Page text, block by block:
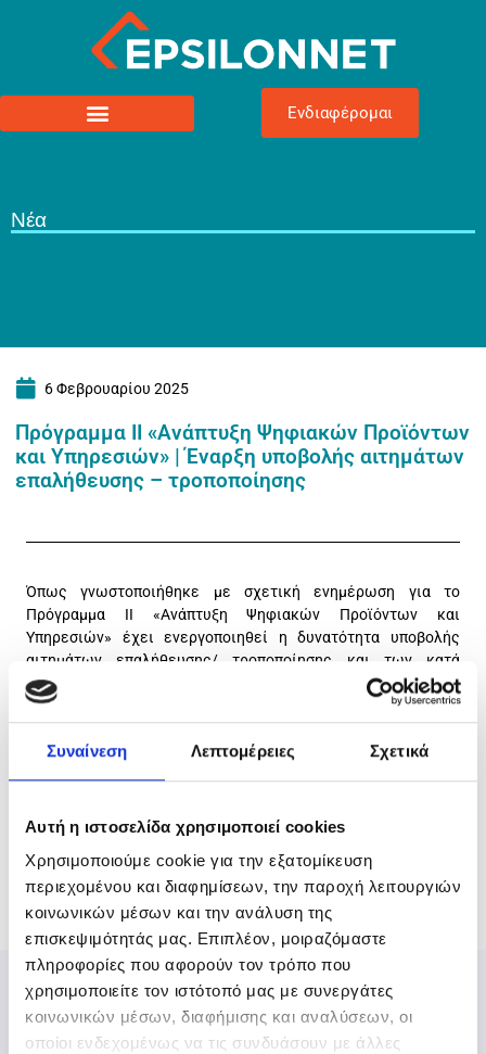
Συναίνεση Λεπτομέρειες Σχετικά
Αυτή η ιστοσελίδα χρησιμοποιεί cookies
Χρησιμοποιούμε cookie για την εξατομίκευση
περιεχομένου και διαφημίσεων, την παροχή λειτουργιών
κοινωνικών μέσων και την ανάλυση της
επισκεψιμότητάς μας. Επιπλέον, μοιραζόμαστε
πληροφορίες που αφορούν τον τρόπο που
χρησιμοποιείτε τον ιστότοπό μας με συνεργάτες
κοινωνικών μέσων, διαφήμισης και αναλύσεων, οι
οποίοι ενδεχομένως να τις συνδυάσουν με άλλες
Ενδιαφέρομαι
Νέα
6 Φεβρουαρίου 2025
Πρόγραμμα ΙΙ «Ανάπτυξη Ψηφιακών Προϊόντων
και Υπηρεσιών» | Έναρξη υποβολής αιτημάτων
επαλήθευσης – τροποποίησης
Όπως γνωστοποιήθηκε με σχετική ενημέρωση για το
Πρόγραμμα ΙΙ «Ανάπτυξη Ψηφιακών Προϊόντων και
Υπηρεσιών» έχει ενεργοποιηθεί η δυνατότητα υποβολής
αιτημάτων επαλήθευσης/ τροποποίησης και των κατά
περίπτωση συνοδευτικών δικαιολογητικών, στην
ηλεκτρονική πλατφόρμα του Προγράμματος.
Όσοι ενδιαφερόμενοι επιθυμούν πληροφόρηση σχετικά με τη
διαδικασία, μπορούν να μελετήσουν το σχετικό υλικό